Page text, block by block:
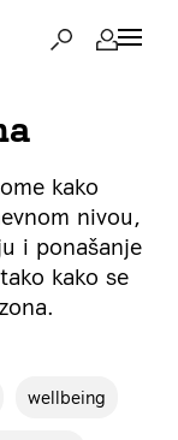
kako
nivou,
i ponašanje
kako se
wellbeing